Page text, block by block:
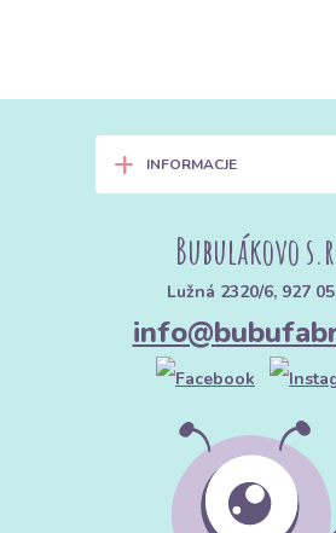
+ INFORMACJE
Bubulákovo
Lužná 2320/6, 927